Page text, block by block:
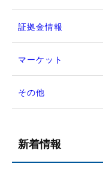
証拠金情報
マーケット
その他
新着情報